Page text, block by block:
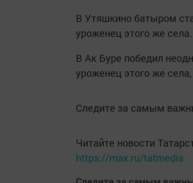
В Утяшкино батыром
уроженец этого же села.
В Ак Буре победил
уроженец этого же
Следите за самым
Читайте новости
https://max.ru/tatmedia